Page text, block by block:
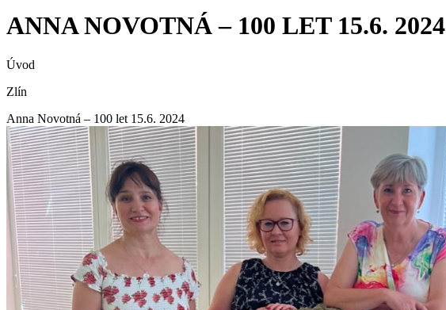
ANNA NOVOTNÁ – 100 LET 15.6. 2024
Úvod
Zlín
Anna Novotná – 100 let 15.6. 2024